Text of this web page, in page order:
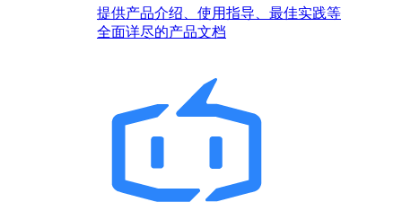
提供产品介绍、使用指导、最佳实践等
全面详尽的产品文档